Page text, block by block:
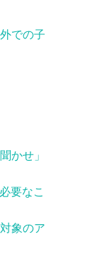
での子
かせ」
要なこ
象のア